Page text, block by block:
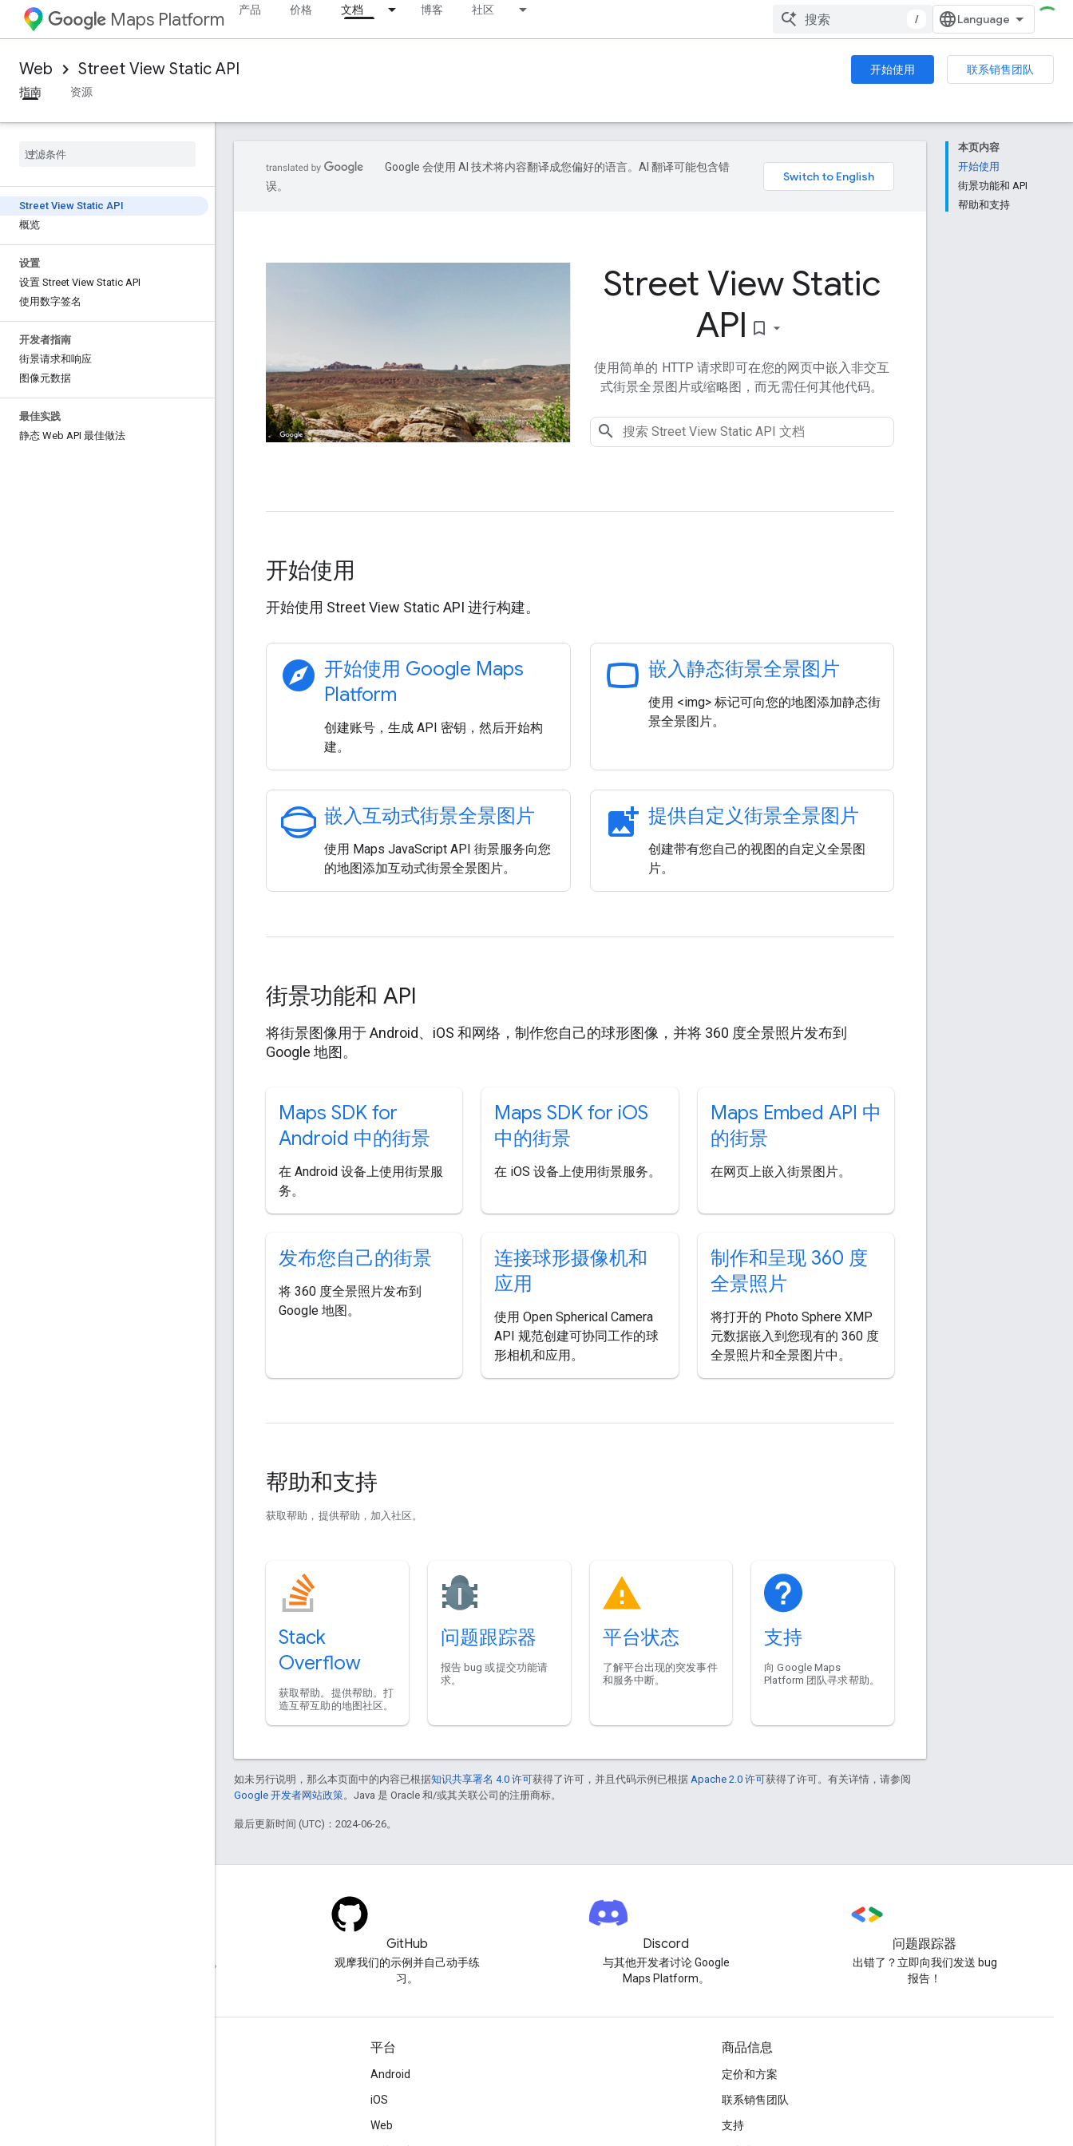
Maps Platform 产品 价格 文档 博客 社区
/
Web Street View Static API 开始使用
联系销售团队
指南
资源
Street View Static API
概览
设置
设置 Street View Static API
使用数字签名
开发者指南
街景请求和响应
图像元数据
最佳实践
静态 Web API 最佳做法
本页内容
开始使用
街景功能和 API
帮助和支持
Google 会使用 AI 技术将内容翻译成您偏好的语言。AI 翻译可能包含错
误。
Street View Static
API bookmark_border
使用简单的 HTTP 请求即可在您的网页中嵌入非交互
式街景全景图片或缩略图，而无需任何其他代码。
开始使用
开始使用 Street View Static API 进行构建。
explore 开始使用 Google Maps
Platform
创建账号，生成 API 密钥，然后开始构
建。
panorama_wide_angle 嵌入静态街景全景图片
使用 <img> 标记可向您的地图添加静态街
景全景图片。
panorama_photosphere 嵌入互动式街景全景图片
使用 Maps JavaScript API 街景服务向您
的地图添加互动式街景全景图片。
add_photo_alternate 提供自定义街景全景图片
创建带有您自己的视图的自定义全景图
片。
街景功能和 API
将街景图像用于 Android、iOS 和网络，制作您自己的球形图像，并将 360 度全景照片发布到
Google 地图。
Maps SDK for
Android 中的街景
在 Android 设备上使用街景服
务。
Maps SDK for iOS
中的街景
在 iOS 设备上使用街景服务。
Maps Embed API 中
的街景
在网页上嵌入街景图片。
发布您自己的街景
将 360 度全景照片发布到
Google 地图。
连接球形摄像机和
应用
使用 Open Spherical Camera
API 规范创建可协同工作的球
形相机和应用。
制作和呈现 360 度
全景照片
将打开的 Photo Sphere XMP
元数据嵌入到您现有的 360 度
全景照片和全景图片中。
帮助和支持
获取帮助，提供帮助，加入社区。
Stack
Overflow
获取帮助。提供帮助。打
造互帮互助的地图社区。
问题跟踪器
报告 bug 或提交功能请
求。
平台状态
了解平台出现的突发事件
和服务中断。
支持
向 Google Maps
Platform 团队寻求帮助。
如未另行说明，那么本页面中的内容已根据知识共享署名 4.0 许可获得了许可，并且代码示例已根据 Apache 2.0 许可获得了许可。有关详情，请参阅
Google 开发者网站政策。Java 是 Oracle 和/或其关联公司的注册商标。
最后更新时间 (UTC)：2024-06-26。
在 google-maps 标签下提问。
GitHub
观摩我们的示例并自己动手练
习。
Discord
与其他开发者讨论 Google
Maps Platform。
问题跟踪器
出错了？立即向我们发送 bug
报告！
平台
Android
iOS
Web
商品信息
定价和方案
联系销售团队
支持